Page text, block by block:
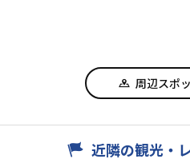
周辺スポ
近隣の観光・